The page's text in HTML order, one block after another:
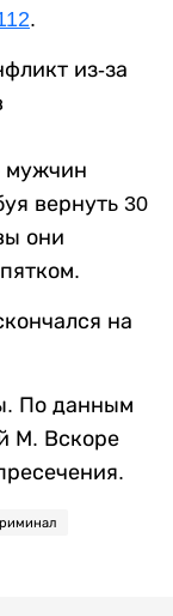
.
из-за
мужчин
вернуть 30
они
на
По данным
М. Вскоре